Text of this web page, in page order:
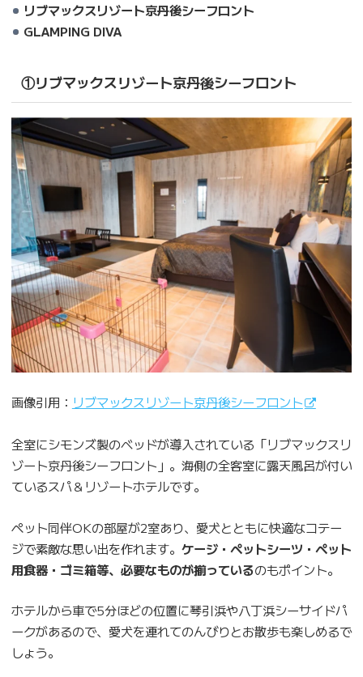
リブマックスリゾート京丹後シーフロント
GLAMPING DIVA
①リブマックスリゾート京丹後シーフロント
画像引用： リブマックスリゾート京丹後シーフロント
全室にシモンズ製のベッドが導入されている「リブマックスリ
ゾート京丹後シーフロント」。海側の全客室に露天風呂が付い
ているスパ＆リゾートホテルです。
ペット同伴OKの部屋が2室あり、愛犬とともに快適なコテー
ジで素敵な思い出を作れます。 ケージ・ペットシーツ・ペット
用食器・ゴミ箱等、必要なものが揃っているのもポイント。
ホテルから車で5分ほどの位置に琴引浜や八丁浜シーサイドパ
ークがあるので、愛犬を連れてのんびりとお散歩も楽しめるで
しょう。